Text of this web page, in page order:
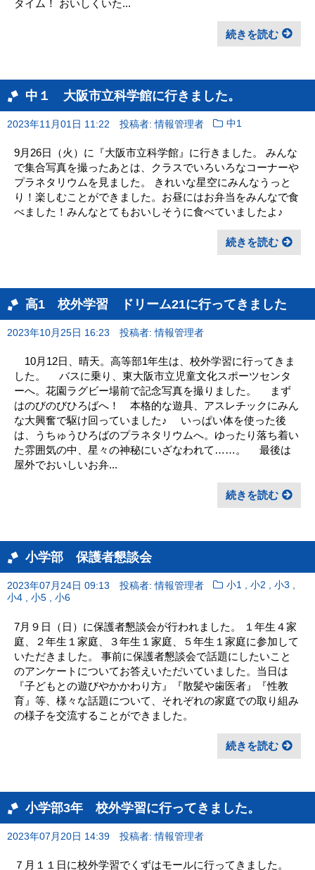
タイム！ おいしくいた...
続きを読む
中１ 大阪市立科学館に行きました。
2023年11月01日 11:22 投稿者: 情報管理者 中1
9月26日（火）に『大阪市立科学館』に行きました。 みんな
で集合写真を撮ったあとは、クラスでいろいろなコーナーや
プラネタリウムを見ました。 きれいな星空にみんなうっと
り！楽しむことができました。お昼にはお弁当をみんなで食
べました！みんなとてもおいしそうに食べていましたよ♪
続きを読む
高1 校外学習 ドリーム21に行ってきました
2023年10月25日 16:23 投稿者: 情報管理者
10月12日、晴天。高等部1年生は、校外学習に行ってきま
した。 バスに乗り、東大阪市立児童文化スポーツセンタ
ーへ。花園ラグビー場前で記念写真を撮りました。 まず
はのびのびひろばへ！ 本格的な遊具、アスレチックにみん
な大興奮で駆け回っていました♪ いっぱい体を使った後
は、うちゅうひろばのプラネタリウムへ。ゆったり落ち着い
た雰囲気の中、星々の神秘にいざなわれて……。 最後は
屋外でおいしいお弁...
続きを読む
小学部 保護者懇談会
2023年07月24日 09:13 投稿者: 情報管理者 小1 ,小2 ,小3 ,
小4 , 小5 , 小6
7月９日（日）に保護者懇談会が行われました。 １年生４家
庭、２年生１家庭、３年生１家庭、５年生１家庭に参加して
いただきました。 事前に保護者懇談会で話題にしたいこと
のアンケートについてお答えいただいていました。当日は
『子どもとの遊びやかかわり方』『散髪や歯医者』『性教
育』等、様々な話題について、それぞれの家庭での取り組み
の様子を交流することができました。
続きを読む
小学部3年 校外学習に行ってきました。
2023年07月20日 14:39 投稿者: 情報管理者
７月１１日に校外学習でくずはモールに行ってきました。